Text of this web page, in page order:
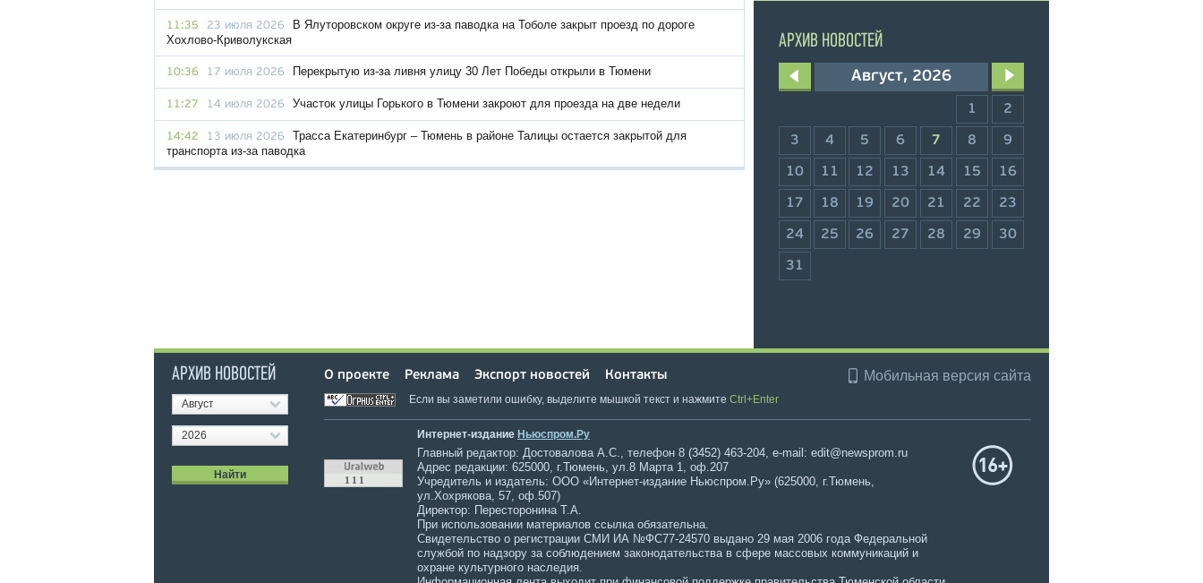
11:35 23 июля 2026
В Ялуторовском округе из-за паводка на Тоболе закрыт проезд по дороге
Хохлово-Криволукская
10:36 17 июля 2026 Перекрытую из-за ливня улицу 30 Лет Победы открыли в Тюмени
11:27 14 июля 2026 Участок улицы Горького в Тюмени закроют для проезда на две недели
14:42 13 июля 2026
Трасса Екатеринбург – Тюмень в районе Талицы остается закрытой для
транспорта из-за паводка
АРХИВ НОВОСТЕЙ
Август, 2026
1 2
3 4 5 6 7 8 9
10 11 12 13 14 15 16
17 18 19 20 21 22 23
24 25 26 27 28 29 30
31
АРХИВ НОВОСТЕЙ
Август
2026
О проекте Реклама Экспорт новостей Контакты Мобильная версия сайта
Если вы заметили ошибку, выделите мышкой текст и нажмите Ctrl+Enter
Интернет-издание Ньюспром.Ру
Главный редактор: Достовалова А.С., телефон 8 (3452) 463-204, e-mail: edit@newsprom.ru
Адрес редакции: 625000, г.Тюмень, ул.8 Марта 1, оф.207
Учредитель и издатель: ООО «Интернет-издание Ньюспром.Ру» (625000, г.Тюмень,
ул.Хохрякова, 57, оф.507)
Директор: Пересторонина Т.А.
При использовании материалов ссылка обязательна.
Свидетельство о регистрации СМИ ИА №ФС77-24570 выдано 29 мая 2006 года Федеральной
службой по надзору за соблюдением законодательства в сфере массовых коммуникаций и
охране культурного наследия.